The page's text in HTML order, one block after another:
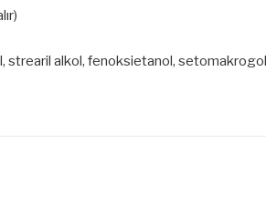
strearil alkol, fenoksietanol,